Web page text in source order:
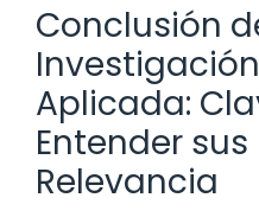
Conclusión
Aplicada:
Entender
Relevancia